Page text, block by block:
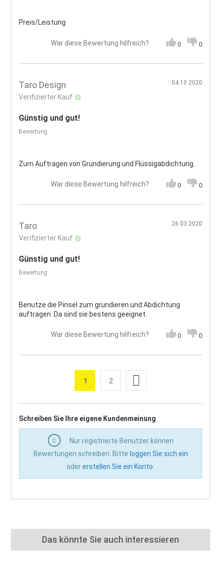
Preis/Leistung
War diese Bewertung hilfreich? 0 0
Taro Design
Verifizierter Kauf
04.10.2020
Günstig und gut!
Bewertung
Zum Auftragen von Grundierung und Flüssigabdichtung.
War diese Bewertung hilfreich? 0 0
Taro
Verifizierter Kauf
26.03.2020
Günstig und gut!
Bewertung
Benutze die Pinsel zum grundieren und Abdichtung
auftragen. Da sind sie bestens geeignet.
War diese Bewertung hilfreich? 0 0
Seite
Sie lesen gerade die Seite
1 Seite
2
Schreiben Sie Ihre eigene Kundenmeinung
Nur registrierte Benutzer können
Bewertungen schreiben. Bitte loggen Sie sich ein
odererstellen Sie ein Konto.
Das könnte Sie auch interessieren